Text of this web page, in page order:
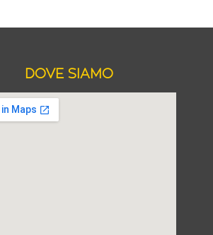
DOVE SIAMO